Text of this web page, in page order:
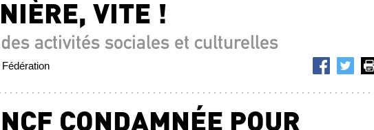
VITE !
activités sociales et culturelles
Fédération
CONDAMNÉE POUR